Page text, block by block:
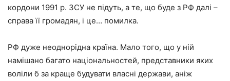
кордони 1991 р. ЗСУ не підуть, а те, що буде з РФ далі –
справа її громадян, і це… помилка.
РФ дуже неоднорідна країна. Мало того, що у ній
намішано багато національностей, представники яких
воліли б за краще будувати власні держави, аніж